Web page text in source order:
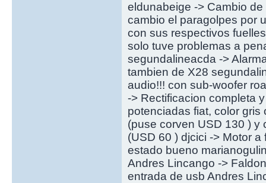
eldunabeige -> Cambio
cambio el paragolpes por
con sus respectivos
solo tuve problemas a
segundalineacda ->
tambien de X28
audio!!! con sub-woofer
-> Rectificacion completa
potenciadas fiat, color
(puse corven USD 130 ) y
(USD 60 ) djcici -> Motor
estado bueno
Andres Lincango ->
entrada de usb Andres